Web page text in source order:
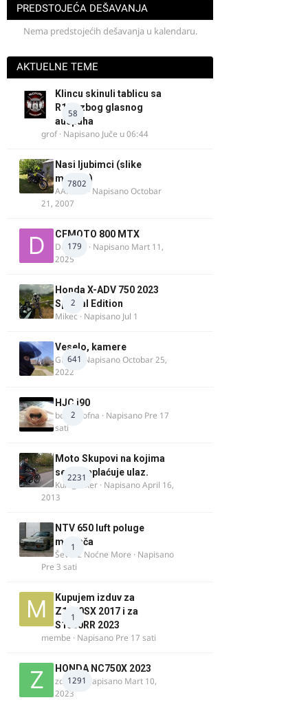
PREDSTOJEĆA DEŠAVANJA
Nema predstojećih dešavanja u kalendaru.
AKTUELNE TEME
58
Klincu skinuli tablicu sa
R125 zbog glasnog
auspuha
grof· Napisano Juče u 06:44
7802
Nasi ljubimci (slike
motora)
AArnold · NapisanoOctobar
21, 2007
179
CFMOTO 800 MTX
Duta_91 · Napisano Mart 11,
2025
2
Honda X-ADV 750 2023
Special Edition
Mikec · Napisano Jul 1
641
Veselo, kamere
GR 46· NapisanoOctobar 25,
2022
2
HJC i90
bobi_krofna · Napisano Pre 17
sati
2231
Moto Skupovi na kojima
se ne naplaćuje ulaz.
Kum_Mixer · NapisanoApril 16,
2013
1
NTV 650 luft poluge
menjača
Ševa iz Noćne More · Napisano
Pre 3 sati
1
Kupujem izduv za
Z1000SX 2017 i za
S1000RR 2023
membe · Napisano Pre 17 sati
1291
HONDA NC750X 2023
zdelija· Napisano Mart 10,
2023